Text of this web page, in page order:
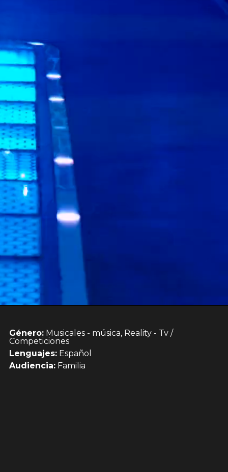
Género: Musicales - música, Reality - Tv /
Competiciones
Lenguajes: Español
Audiencia: Familia